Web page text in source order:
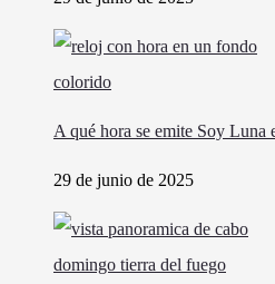
A qué hora se emite Soy Luna
29 de junio de 2025